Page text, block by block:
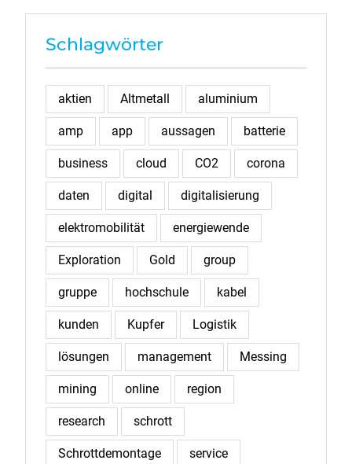
Schlagwörter
aktien Altmetall aluminium
amp app aussagen batterie
business cloud CO2 corona
daten digital digitalisierung
elektromobilität energiewende
Exploration Gold group
gruppe hochschule kabel
kunden Kupfer Logistik
lösungen management Messing
mining online region
research schrott
Schrottdemontage service